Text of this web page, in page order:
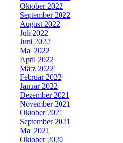
Oktober 2022
September 2022
August 2022
Juli 2022
Juni 2022
Mai 2022
April 2022
März 2022
Februar 2022
Januar 2022
Dezember 2021
November 2021
Oktober 2021
September 2021
Mai 2021
Oktober 2020